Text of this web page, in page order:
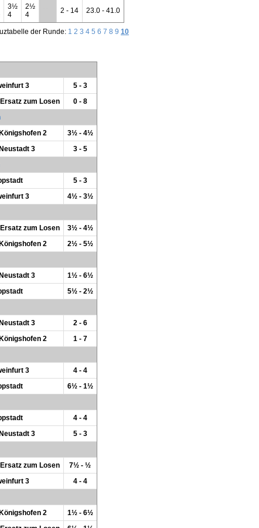
3½
4
2½
4
2 - 14 23.0 - 41.0
der Runde: 1 2 3 4 5 6 7 8 9 10
3
5 - 3
Ersatz zum Losen
0 - 8
2
3½ - 4½
3
3 - 5
5 - 3
3
4½ - 3½
Ersatz zum Losen
3½ - 4½
2
2½ - 5½
3
1½ - 6½
5½ - 2½
3
2 - 6
2
1 - 7
3
4 - 4
6½ - 1½
4 - 4
3
5 - 3
Ersatz zum Losen
7½ - ½
3
4 - 4
2
1½ - 6½